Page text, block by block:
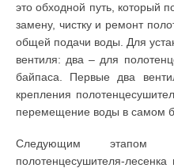
это обходной путь, который
замену, чистку и ремонт
общей подачи воды. Для
вентиля: два – для
байпаса. Первые два
крепления
перемещение воды в самом
Следующим этапом
полотенцесушителя-